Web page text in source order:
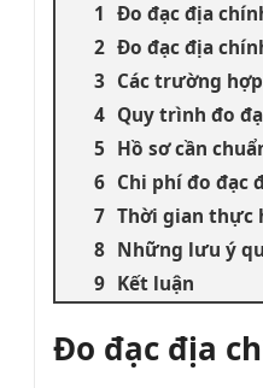
Đo đạc địa
Đo đạc địa
Các trường
Quy trình đo
Hồ sơ cần
Chi phí đo đạc
Thời gian thực
Những lưu ý
Kết luận
Đo đạc địa